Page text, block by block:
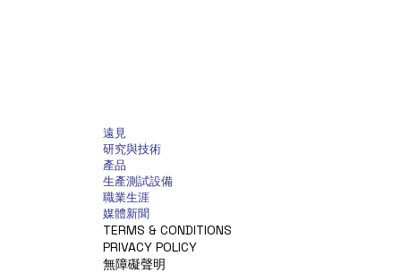
遠見
研究與技術
產品
生產測試設備
職業生涯
媒體新聞
TERMS & CONDITIONS
PRIVACY POLICY
無障礙聲明